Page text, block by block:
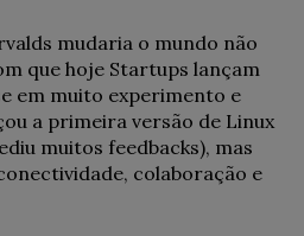
mudaria o mundo não
que hoje Startups lançam
em muito experimento e
a primeira versão de Linux
muitos feedbacks), mas
colaboração e